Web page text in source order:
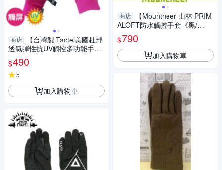
商店
【台灣製 Tactel美國杜邦
透氣彈性抗UV觸控多功能手套
《桃紅/黑》】VS17003/觸控手
套
$490
5
加入購物車
商店
【Mountneer 山林 PRIM
ALOFT防水觸控手套《黑/
灰》】12G08/防風/透氣/保暖
$790
加入購物車